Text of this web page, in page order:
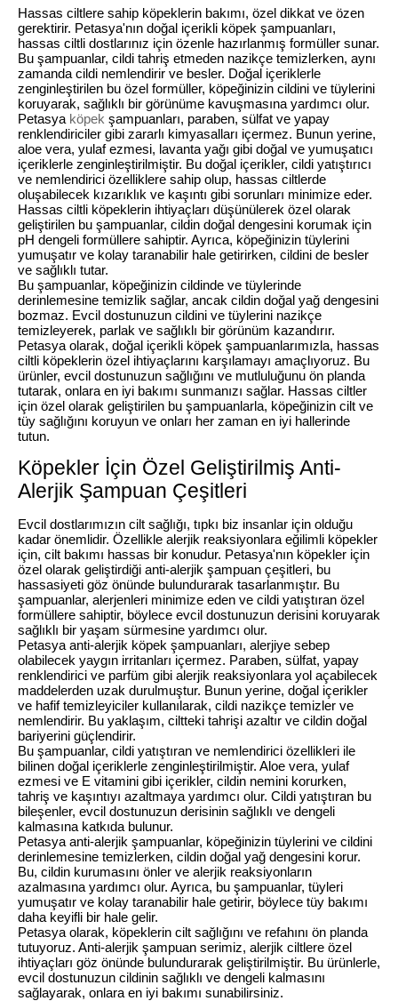
Hassas ciltlere sahip köpeklerin bakımı, özel dikkat ve özen
gerektirir. Petasya'nın doğal içerikli köpek şampuanları,
hassas ciltli dostlarınız için özenle hazırlanmış formüller sunar.
Bu şampuanlar, cildi tahriş etmeden nazikçe temizlerken, aynı
zamanda cildi nemlendirir ve besler. Doğal içeriklerle
zenginleştirilen bu özel formüller, köpeğinizin cildini ve tüylerini
koruyarak, sağlıklı bir görünüme kavuşmasına yardımcı olur.
Petasya köpek şampuanları, paraben, sülfat ve yapay
renklendiriciler gibi zararlı kimyasalları içermez. Bunun yerine,
aloe vera, yulaf ezmesi, lavanta yağı gibi doğal ve yumuşatıcı
içeriklerle zenginleştirilmiştir. Bu doğal içerikler, cildi yatıştırıcı
ve nemlendirici özelliklere sahip olup, hassas ciltlerde
oluşabilecek kızarıklık ve kaşıntı gibi sorunları minimize eder.
Hassas ciltli köpeklerin ihtiyaçları düşünülerek özel olarak
geliştirilen bu şampuanlar, cildin doğal dengesini korumak için
pH dengeli formüllere sahiptir. Ayrıca, köpeğinizin tüylerini
yumuşatır ve kolay taranabilir hale getirirken, cildini de besler
ve sağlıklı tutar.
Bu şampuanlar, köpeğinizin cildinde ve tüylerinde
derinlemesine temizlik sağlar, ancak cildin doğal yağ dengesini
bozmaz. Evcil dostunuzun cildini ve tüylerini nazikçe
temizleyerek, parlak ve sağlıklı bir görünüm kazandırır.
Petasya olarak, doğal içerikli köpek şampuanlarımızla, hassas
ciltli köpeklerin özel ihtiyaçlarını karşılamayı amaçlıyoruz. Bu
ürünler, evcil dostunuzun sağlığını ve mutluluğunu ön planda
tutarak, onlara en iyi bakımı sunmanızı sağlar. Hassas ciltler
için özel olarak geliştirilen bu şampuanlarla, köpeğinizin cilt ve
tüy sağlığını koruyun ve onları her zaman en iyi hallerinde
tutun.
Köpekler İçin Özel Geliştirilmiş Anti-
Alerjik Şampuan Çeşitleri
Evcil dostlarımızın cilt sağlığı, tıpkı biz insanlar için olduğu
kadar önemlidir. Özellikle alerjik reaksiyonlara eğilimli köpekler
için, cilt bakımı hassas bir konudur. Petasya'nın köpekler için
özel olarak geliştirdiği anti-alerjik şampuan çeşitleri, bu
hassasiyeti göz önünde bulundurarak tasarlanmıştır. Bu
şampuanlar, alerjenleri minimize eden ve cildi yatıştıran özel
formüllere sahiptir, böylece evcil dostunuzun derisini koruyarak
sağlıklı bir yaşam sürmesine yardımcı olur.
Petasya anti-alerjik köpek şampuanları, alerjiye sebep
olabilecek yaygın irritanları içermez. Paraben, sülfat, yapay
renklendirici ve parfüm gibi alerjik reaksiyonlara yol açabilecek
maddelerden uzak durulmuştur. Bunun yerine, doğal içerikler
ve hafif temizleyiciler kullanılarak, cildi nazikçe temizler ve
nemlendirir. Bu yaklaşım, ciltteki tahrişi azaltır ve cildin doğal
bariyerini güçlendirir.
Bu şampuanlar, cildi yatıştıran ve nemlendirici özellikleri ile
bilinen doğal içeriklerle zenginleştirilmiştir. Aloe vera, yulaf
ezmesi ve E vitamini gibi içerikler, cildin nemini korurken,
tahriş ve kaşıntıyı azaltmaya yardımcı olur. Cildi yatıştıran bu
bileşenler, evcil dostunuzun derisinin sağlıklı ve dengeli
kalmasına katkıda bulunur.
Petasya anti-alerjik şampuanlar, köpeğinizin tüylerini ve cildini
derinlemesine temizlerken, cildin doğal yağ dengesini korur.
Bu, cildin kurumasını önler ve alerjik reaksiyonların
azalmasına yardımcı olur. Ayrıca, bu şampuanlar, tüyleri
yumuşatır ve kolay taranabilir hale getirir, böylece tüy bakımı
daha keyifli bir hale gelir.
Petasya olarak, köpeklerin cilt sağlığını ve refahını ön planda
tutuyoruz. Anti-alerjik şampuan serimiz, alerjik ciltlere özel
ihtiyaçları göz önünde bulundurarak geliştirilmiştir. Bu ürünlerle,
evcil dostunuzun cildinin sağlıklı ve dengeli kalmasını
sağlayarak, onlara en iyi bakımı sunabilirsiniz.